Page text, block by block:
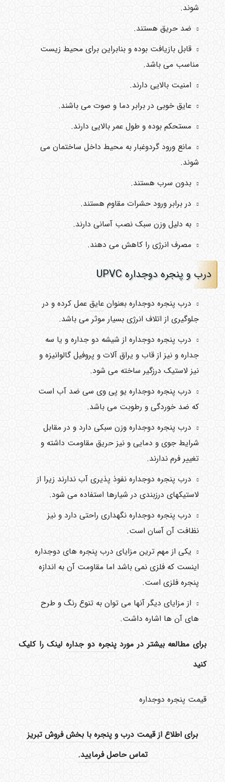
شوند.
ضد حریق هستند.
قابل بازیافت بوده و بنابراین برای محیط زیست
مناسب می باشد.
امنیت بالایی دارند.
عایق خوبی در برابر دما و صوت می باشند.
مستحکم بوده و طول عمر بالایی دارند.
مانع ورود گردوغبار به محیط داخل ساختمان می
شوند.
بدون سرب هستند.
در برابر ورود حشرات مقاوم هستند.
به دلیل وزن سبک نصب آسانی دارند.
مصرف انرژی را کاهش می دهند.
درب و پنجره دوجداره UPVC
درب پنجره دوجداره بعنوان عایقعمل کرده و در
جلوگیری از اتلاف انرژی بسیار موثر می باشد.
درب پنجره دوجداره از شیشه دو جداره و یا سه
جداره و نیز از قاب و یراق آلات و پروفیل گالوانیزه و
نیز لاستیک درزگیر ساخته می شود.
درب پنجره دوجداره یو پی وی سی ضد آب است
که ضد خوردگی و رطوبت می باشد.
درب پنجره دوجداره وزن سبکی دارد و در مقابل
شرایط جوی و دمایی و نیز حریق مقاومت داشته و
تغییر فرم ندارند.
درب پنجره دوجداره نفوذ پذیری آب ندارند زیرا از
لاستیکهای درزبندی در شیارها استفاده می شود.
درب پنجره دوجداره نگهداری راحتی دارد و نیز
نظافت آن آسان است.
یکی از مهم ‌ترین مزایای درب پنجره های دوجداره
اینست که فلزی نمی باشد اما مقاومت آن به اندازه
پنجره فلزی است.
از مزایای دیگر آنها می توان به تنوع رنگ و طرح
های آن ها اشاره داشت.
برای مطالعه بیشتر در موردپنجره دو جدارهلینک را کلیک
کنید
قیمت پنجره دوجداره
برای اطلاع از قیمت درب و پنجره با بخش فروش تبریز
تماس حاصل فرمایید.